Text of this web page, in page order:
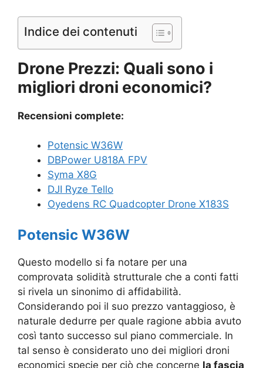
Indice dei contenuti
Drone Prezzi: Quali sono i
migliori droni economici?
Recensioni complete:
Potensic W36W
DBPower U818A FPV
Syma X8G
DJI Ryze Tello
Oyedens RC Quadcopter Drone X183S
Potensic W36W
Questo modello si fa notare per una
comprovata solidità strutturale che a conti fatti
si rivela un sinonimo di affidabilità.
Considerando poi il suo prezzo vantaggioso, è
naturale dedurre per quale ragione abbia avuto
così tanto successo sul piano commerciale. In
tal senso è considerato uno dei migliori droni
economici specie per ciò che concerne la fascia